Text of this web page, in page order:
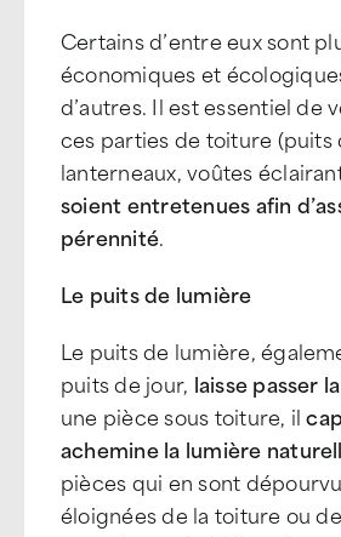
Certains d’entre eux sont
économiques et
d’autres. Il est essentiel de
ces parties de toiture (puits
lanterneaux, voûtes
soient entretenues afin
pérennité.
Le puits de lumière
Le puits de lumière,
puits de jour, laisse passer
une pièce sous toiture, il
achemine la lumière
pièces qui en sont
éloignées de la toiture ou